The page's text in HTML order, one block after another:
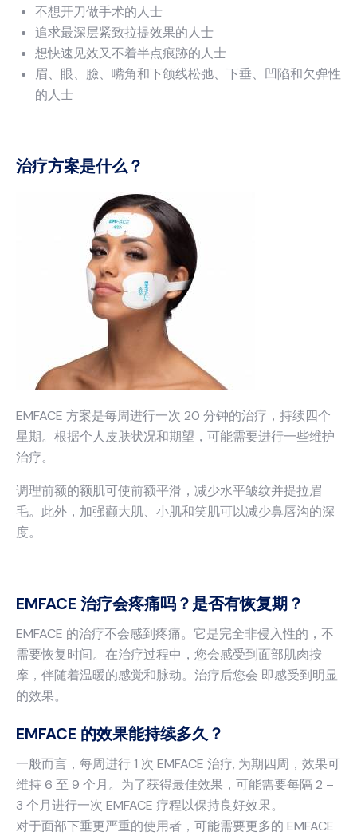
不想开刀做手术的人士
追求最深层紧致拉提效果的人士
想快速见效又不着半点痕跡的人士
眉、眼、臉、嘴角和下颌线松弛、下垂、凹陷和欠弹性
的人士
治疗方案是什么？
EMFACE 方案是每周进行一次 20 分钟的治疗，持续四个
星期。根据个人皮肤状况和期望，可能需要进行一些维护
治疗。
调理前额的额肌可使前额平滑，减少水平皱纹并提拉眉
毛。此外，加强颧大肌、小肌和笑肌可以减少鼻唇沟的深
度。
EMFACE 治疗会疼痛吗？是否有恢复期？
EMFACE 的治疗不会感到疼痛。它是完全非侵入性的，不
需要恢复时间。在治疗过程中，您会感受到面部肌肉按
摩，伴随着温暖的感觉和脉动。治疗后您会 即感受到明显
的效果。
EMFACE 的效果能持续多久？
一般而言，每周进行 1 次 EMFACE 治疗, 为期四周，效果可
维持 6 至 9 个月。为了获得最佳效果，可能需要每隔 2 –
3 个月进行一次 EMFACE 疗程以保持良好效果。
对于面部下垂更严重的使用者，可能需要更多的 EMFACE